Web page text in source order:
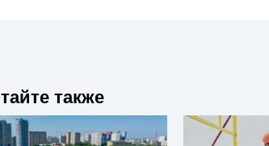
также